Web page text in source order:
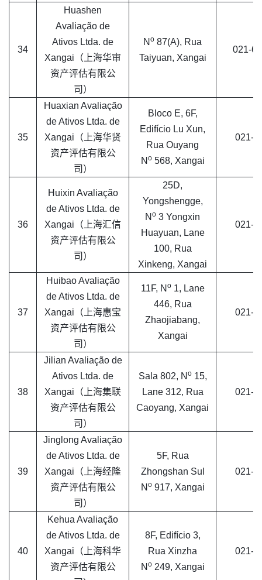
34
Huashen
Avaliação de
Ativos Ltda. de
Xangai（上海华审
资产评估有限公
司）
N o 87(A), Rua
Taiyuan, Xangai
021-
35
Huaxian Avaliação
de Ativos Ltda. de
Xangai（上海华贤
资产评估有限公
司）
Bloco E, 6F,
Edifício Lu Xun,
Rua Ouyang
N o568, Xangai
021-
36
Huixin Avaliação
de Ativos Ltda. de
Xangai（上海汇信
资产评估有限公
司）
25D,
Yongshengge,
N o 3 Yongxin
Huayuan, Lane
100, Rua
Xinkeng, Xangai
021-
37
Huibao Avaliação
de Ativos Ltda. de
Xangai（上海惠宝
资产评估有限公
司）
11F, N o1, Lane
446, Rua
Zhaojiabang,
Xangai
021-
38
Jilian Avaliação de
Ativos Ltda. de
Xangai（上海集联
资产评估有限公
司）
Sala 802, N o15,
Lane 312, Rua
Caoyang, Xangai
021-
39
Jinglong Avaliação
de Ativos Ltda. de
Xangai（上海经隆
资产评估有限公
司）
5F, Rua
Zhongshan Sul
N o917, Xangai
021-
40
Kehua Avaliação
de Ativos Ltda. de
Xangai（上海科华
资产评估有限公
8F, Edifício 3,
Rua Xinzha
N o249, Xangai
021-